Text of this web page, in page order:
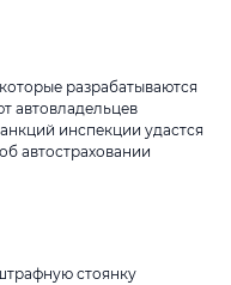
разрабатываются
автовладельцев
инспекции удастся
автостраховании
стоянку